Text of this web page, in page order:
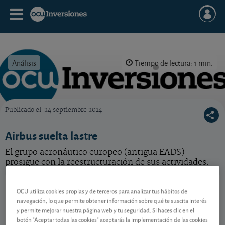
Análisis Tiempo de lectura: 1 min.
Publicado el 24 septiembre 2014
Airbus suelta lastre
El grupo aeronáutico europeo (antigua EADS)
prosigue con la reestructuración de sus actividades.
NL0000235190
07/08/2026 París
1,15 EUR (0,54 %)
OCU utiliza cookies propias y de terceros para analizar tus hábitos de
navegación, lo que permite obtener información sobre qué te suscita interés
y permite mejorar nuestra página web y tu seguridad. Si haces clic en el
botón "Aceptar todas las cookies" aceptarás la implementación de las cookies